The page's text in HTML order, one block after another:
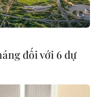
các dấu hiệu về
trung ương lớn,
Lagarde và Chủ
dự diễn đàn
Nha).
đối với 6 dự